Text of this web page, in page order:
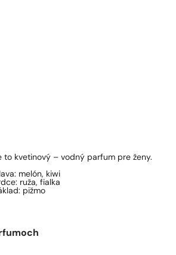
a platby
to kvetinový – vodný parfum pre ženy.
melón, kiwi
ruža, fialka
pižmo